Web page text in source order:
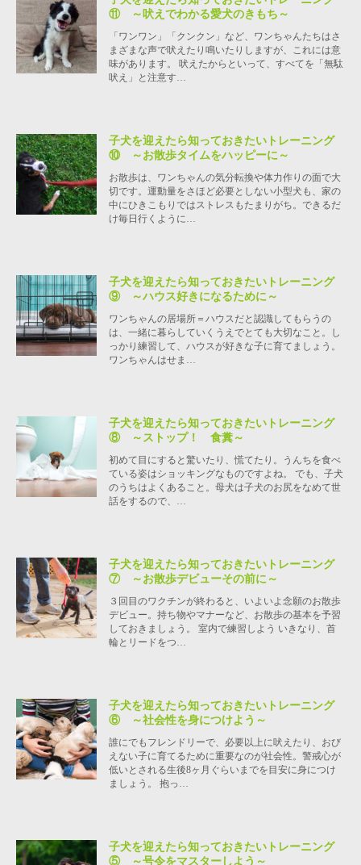
⑪ ～吠えでわかる愛犬のきもち～
「ワンワン」「クンクン」など、ワンちゃんたちはさ
まざまな声で吠えたり鳴いたりしますが、これには意
味があります。 吠えたからといって、すべてを「無駄
吠え」と注意す…
子犬を迎えたら知っておきたいトレーニング
⑩ ～お散歩タイムをハッピーに～
お散歩は、ワンちゃんの気分転換や体力作りの面で大
切です。運動量をさほど必要としない小型犬も、家の
中にひきこもりではストレスもたまりがち。できるだ
け毎日行くように…
子犬を迎えたら知っておきたいトレーニング
⑨ ～ハウス好きになるために～
ワンちゃんの居場所＝ハウスだと認識してもらうの
は、一緒に暮らしていくうえでとても大切なこと。し
っかり練習して、ハウスが好きな子に育てましょう。
ワンちゃんはせま…
子犬を迎えたら知っておきたいトレーニング
⑧ ～ストップ！ 食糞～
初めて目にすると驚いたり、慌てたり。うんちを食べ
ている姿はショッキングなものですよね。 でも、子犬
のうちはよくあること。母犬は子犬のお尻をなめて世
話をするので、…
子犬を迎えたら知っておきたいトレーニング
⑦ ～お散歩デビューその前に～
３回目のワクチンが終わると、いよいよ念願のお散歩
デビュー。持ち物やマナーなど、お散歩の基本を予習
しておきましょう。 室内で練習しよう いきなり、首
輪とリードをつ…
子犬を迎えたら知っておきたいトレーニング
⑥ ～社会性を身につけよう～
誰にでもフレンドリーで、必要以上に吠えたり、おび
えない子に育てるために重要なのが社会性。警戒心が
低いとされる生後8ヶ月ぐらいまでを目安に身につけ
ましょう。 抱っ…
子犬を迎えたら知っておきたいトレーニング
⑤ ～号令をマスターしよう～